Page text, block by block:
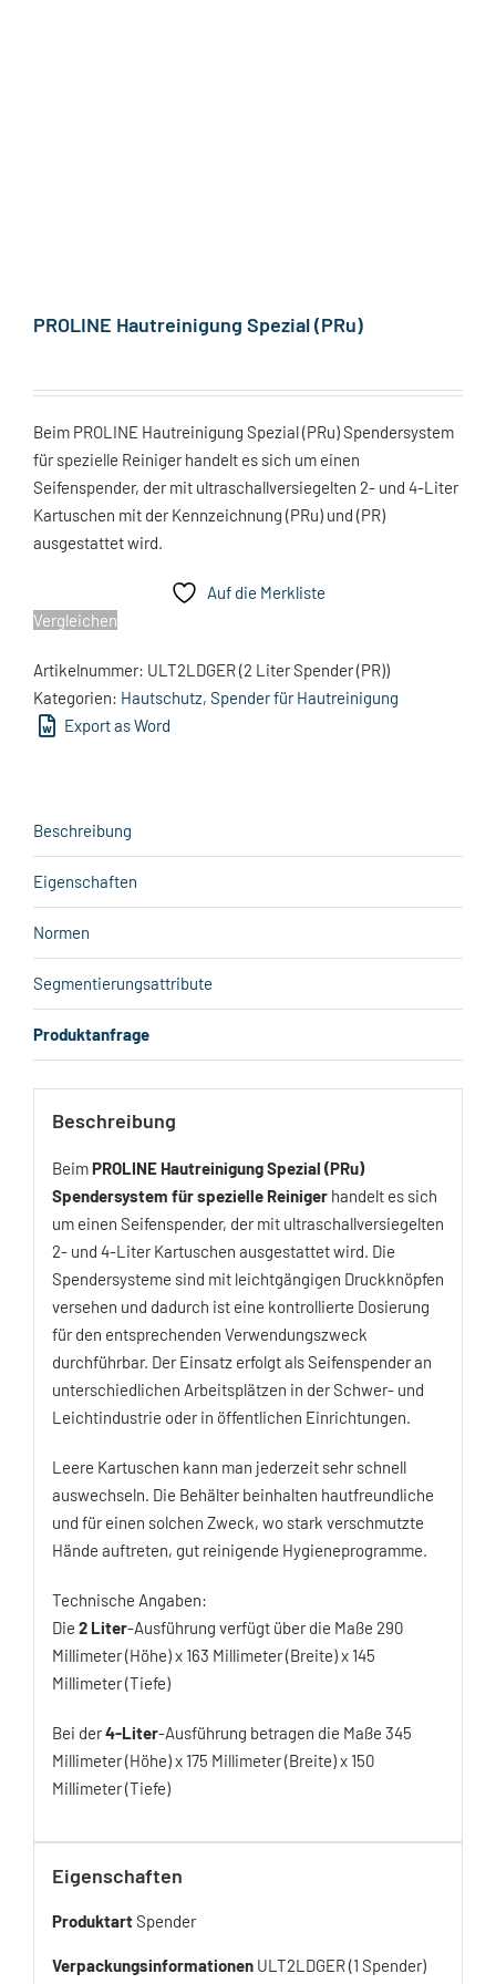
PROLINE Hautreinigung Spezial (PRu)
Beim PROLINE Hautreinigung Spezial (PRu) Spendersystem
für spezielle Reiniger handelt es sich um einen
Seifenspender, der mit ultraschallversiegelten 2- und 4-Liter
Kartuschen mit der Kennzeichnung (PRu) und (PR)
ausgestattet wird.
Auf die Merkliste
Vergleichen
Artikelnummer: ULT2LDGER (2 Liter Spender (PR))
Kategorien: Hautschutz, Spender für Hautreinigung
Export as Word
Beschreibung
Eigenschaften
Normen
Segmentierungsattribute
Produktanfrage
Beschreibung
BeimPROLINE Hautreinigung Spezial (PRu)
Spendersystem für spezielle Reinigerhandelt es sich
um einen Seifenspender, der mit ultraschallversiegelten
2- und 4-Liter Kartuschen ausgestattet wird. Die
Spendersysteme sind mit leichtgängigen Druckknöpfen
versehen und dadurch ist eine kontrollierte Dosierung
für den entsprechenden Verwendungszweck
durchführbar. Der Einsatz erfolgt als Seifenspender an
unterschiedlichen Arbeitsplätzen in der Schwer- und
Leichtindustrie oder in öffentlichen Einrichtungen.
Leere Kartuschen kann man jederzeit sehr schnell
auswechseln. Die Behälter beinhalten hautfreundliche
und für einen solchen Zweck, wo stark verschmutzte
Hände auftreten, gut reinigende Hygieneprogramme.
Technische Angaben:
Die 2 Liter-Ausführung verfügt über die Maße 290
Millimeter (Höhe) x 163 Millimeter (Breite) x 145
Millimeter (Tiefe)
Bei der4-Liter-Ausführung betragen die Maße 345
Millimeter (Höhe) x 175 Millimeter (Breite) x 150
Millimeter (Tiefe)
Eigenschaften
ProduktartSpender
Verpackungsinformationen ULT2LDGER (1 Spender)